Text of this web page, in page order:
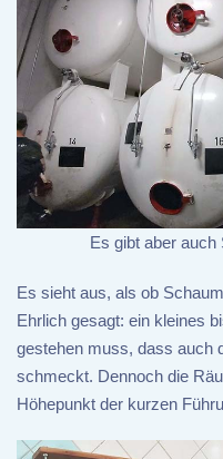
Es gibt aber auch
Es sieht aus, als ob
Ehrlich gesagt: ein kleines
gestehen muss, dass auch
schmeckt. Dennoch die
Höhepunkt der kurzen